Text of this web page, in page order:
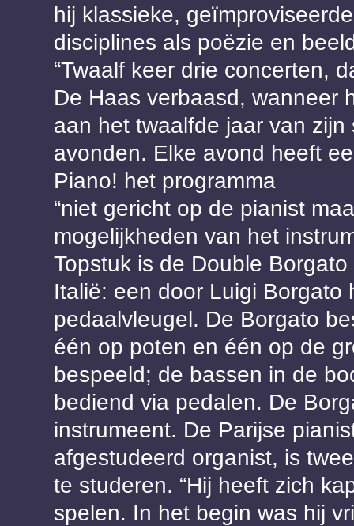
hij klassieke,
disciplines als poëzie en
“Twaalf keer drie concerten,
De Haas verbaasd, wanneer
aan het twaalfde jaar van
avonden. Elke avond heeft
Piano! het programma
“niet gericht op de pianist
mogelijkheden van het
Topstuk is de Double
Italië: een door Luigi Borgato
pedaalvleugel. De Borgato
één op poten en één op de
bespeeld; de bassen in de
bediend via pedalen. De
instrumeent. De Parijse
afgestudeerd organist, is
te studeren. “Hij heeft zich
spelen. In het begin was hij